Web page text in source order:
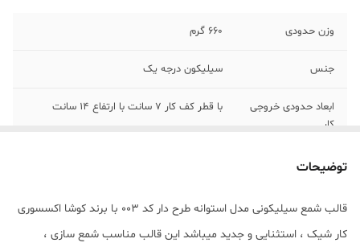
وزن حدودی 660 گرم
جنس سیلیکون درجه یک
ابعاد حدودی خروجی
کار
با قطر کف کار 7 سانت با ارتفاع 14 سانت
توضیحات
قالب شمع سیلیکونی مدل استوانه طرح دار کد 003 با برند کوشا اکسسوری
کار شیک ، استثنایی و جدید میباشد این قالب مناسب شمع سازی ،